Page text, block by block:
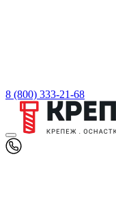
8 (800) 333-21-68